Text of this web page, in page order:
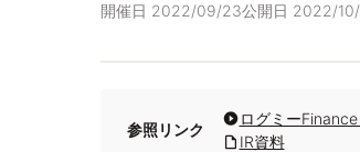
開催日 2022/09/23公開日 2022/
参照リンク
ログミー
IR資料